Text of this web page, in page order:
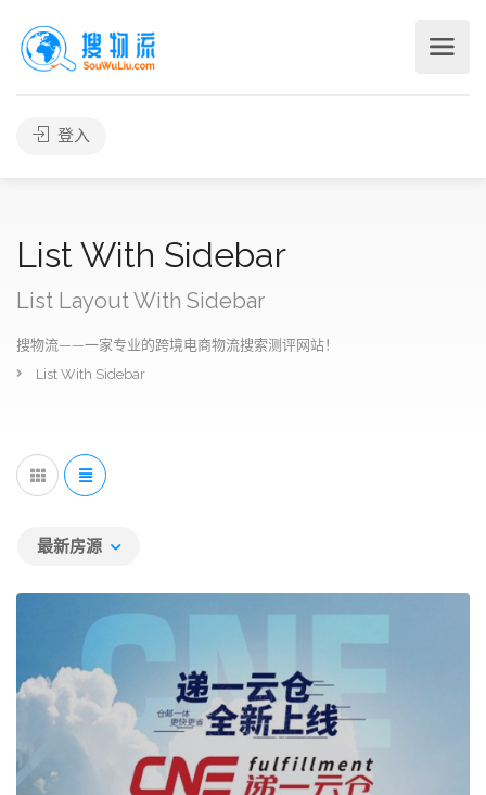
登入
List With Sidebar
List Layout With Sidebar
搜物流——一家专业的跨境电商物流搜索测评网站！
List With Sidebar
最新房源